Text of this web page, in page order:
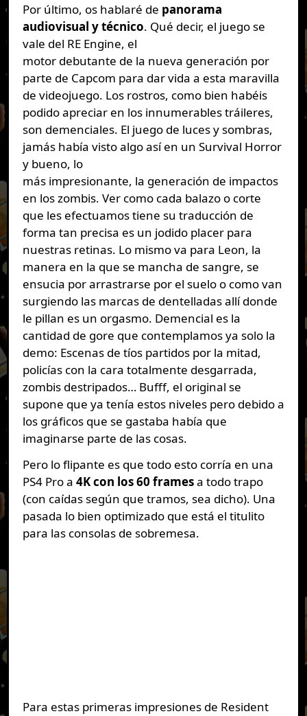
Por último, os hablaré de panorama
audiovisual y técnico. Qué decir, el juego se
vale del RE Engine, el
motor debutante de la nueva generación por
parte de Capcom para dar vida a esta maravilla
de videojuego. Los rostros, como bien habéis
podido apreciar en los innumerables tráileres,
son demenciales. El juego de luces y sombras,
jamás había visto algo así en un Survival Horror
y bueno, lo
más impresionante, la generación de impactos
en los zombis. Ver como cada balazo o corte
que les efectuamos tiene su traducción de
forma tan precisa es un jodido placer para
nuestras retinas. Lo mismo va para Leon, la
manera en la que se mancha de sangre, se
ensucia por arrastrarse por el suelo o como van
surgiendo las marcas de dentelladas allí donde
le pillan es un orgasmo. Demencial es la
cantidad de gore que contemplamos ya solo la
demo: Escenas de tíos partidos por la mitad,
policías con la cara totalmente desgarrada,
zombis destripados… Bufff, el original se
supone que ya tenía estos niveles pero debido a
los gráficos que se gastaba había que
imaginarse parte de las cosas.
Pero lo flipante es que todo esto corría en una
PS4 Pro a 4K con los 60 framesa todo trapo
(con caídas según que tramos, sea dicho). Una
pasada lo bien optimizado que está el titulito
para las consolas de sobremesa.
Para estas primeras impresiones de Resident